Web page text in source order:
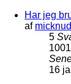
Har jeg
af
5
1001
16